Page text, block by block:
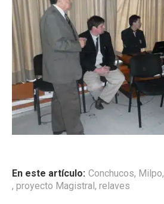
En este artículo: Conchucos, Milpo,
, proyecto Magistral , relaves